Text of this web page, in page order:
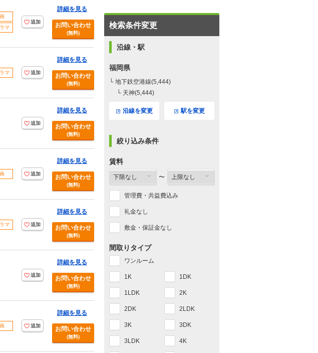
マ
追加
詳細を見る
お問い合わせ
(無料)
マ 追加
詳細を見る
お問い合わせ
(無料)
追加
詳細を見る
お問い合わせ
(無料)
追加
詳細を見る
お問い合わせ
(無料)
マ 追加
詳細を見る
お問い合わせ
(無料)
追加
詳細を見る
お問い合わせ
(無料)
追加
詳細を見る
お問い合わせ
(無料)
検索条件変更
沿線・駅
福岡県
└ 地下鉄空港線(5,444)
└ 天神(5,444)
沿線を変更 駅を変更
絞り込み条件
賃料
〜
管理費・共益費込み
礼金なし
敷金・保証金なし
間取りタイプ
ワンルーム
1K 1DK
1LDK 2K
2DK 2LDK
3K 3DK
3LDK 4K